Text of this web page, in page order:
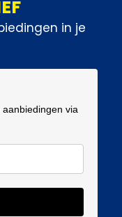
in je
via